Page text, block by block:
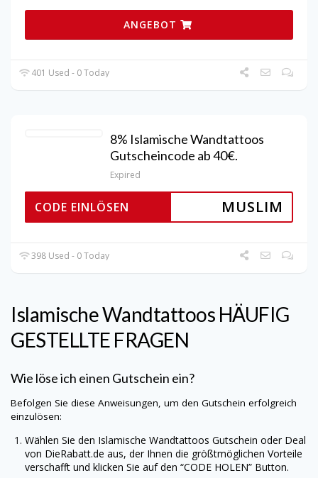
ANGEBOT
401 Used - 0 Today
8% Islamische Wandtattoos
Gutscheincode ab 40€.
Expired
MUSLIM
CODE EINLÖSEN
398 Used - 0 Today
Islamische Wandtattoos HÄUFIG
GESTELLTE FRAGEN
Wie löse ich einen Gutschein ein?
Befolgen Sie diese Anweisungen, um den Gutschein erfolgreich
einzulösen:
Wählen Sie den Islamische Wandtattoos Gutschein oder Deal
von DieRabatt.de aus, der Ihnen die größtmöglichen Vorteile
verschafft und klicken Sie auf den “CODE HOLEN” Button.